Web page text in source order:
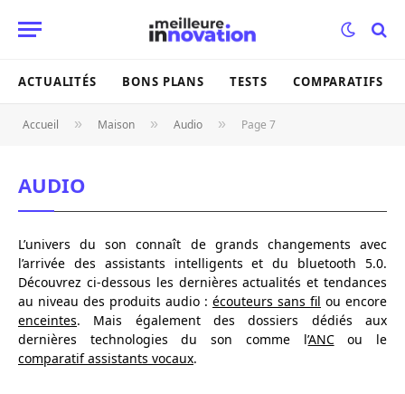
ACTUALITÉS BONS PLANS TESTS COMPARATIFS
Accueil » Maison » Audio » Page 7
AUDIO
L’univers du son connaît de grands changements avec
l’arrivée des assistants intelligents et du bluetooth 5.0.
Découvrez ci-dessous les dernières actualités et tendances
au niveau des produits audio : écouteurs sans fil ou encore
enceintes. Mais également des dossiers dédiés aux
dernières technologies du son comme l’ANCou le
comparatif assistants vocaux.